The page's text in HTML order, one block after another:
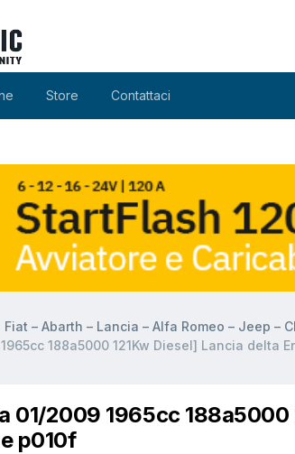
Store Contattaci
Fiat – Abarth – Lancia – Alfa Romeo – Jeep –
188a5000 121Kw Diesel] Lancia delta
01/2009 1965cc 188a5000
e p010f